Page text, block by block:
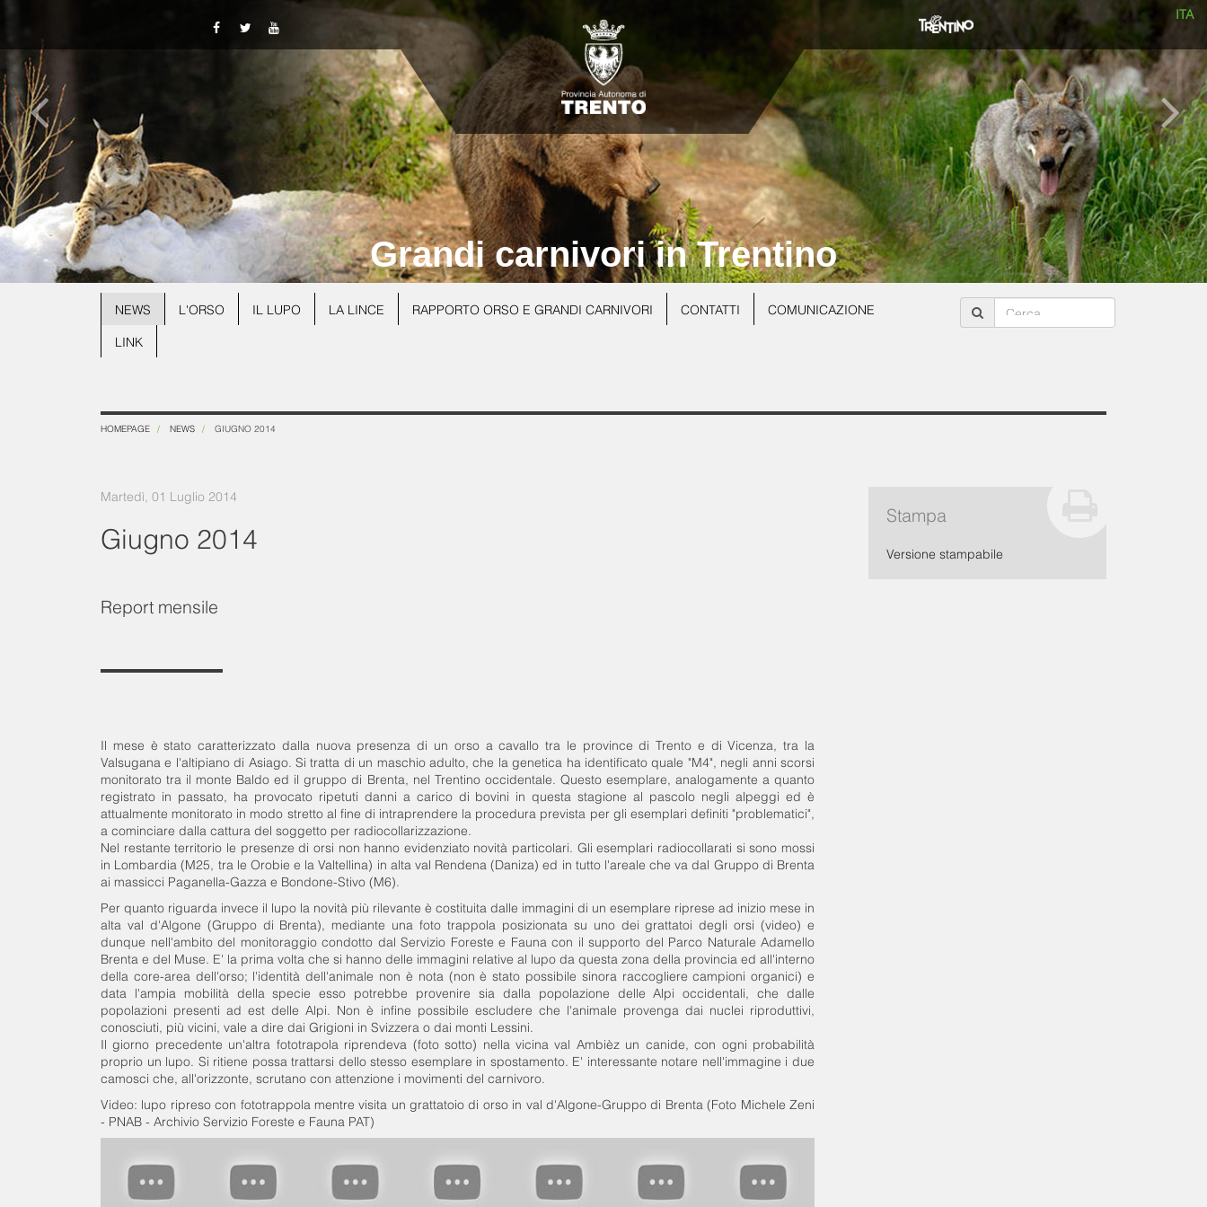
ITA
Grandi carnivori in Trentino
NEWS L'ORSO IL LUPO LA LINCE RAPPORTO ORSO E GRANDI CARNIVORI CONTATTI COMUNICAZIONE
LINK
HOMEPAGE NEWS GIUGNO 2014
Martedì, 01 Luglio 2014
Giugno 2014
Report mensile
Il mese è stato caratterizzato dalla nuova presenza di un orso a cavallo tra le province di Trento e di Vicenza, tra la
Valsugana e l'altipiano di Asiago. Si tratta di un maschio adulto, che la genetica ha identificato quale "M4", negli anni scorsi
monitorato tra il monte Baldo ed il gruppo di Brenta, nel Trentino occidentale. Questo esemplare, analogamente a quanto
registrato in passato, ha provocato ripetuti danni a carico di bovini in questa stagione al pascolo negli alpeggi ed è
attualmente monitorato in modo stretto al fine di intraprendere la procedura prevista per gli esemplari definiti "problematici",
a cominciare dalla cattura del soggetto per radiocollarizzazione.
Nel restante territorio le presenze di orsi non hanno evidenziato novità particolari. Gli esemplari radiocollarati si sono mossi
in Lombardia (M25, tra le Orobie e la Valtellina) in alta val Rendena (Daniza) ed in tutto l'areale che va dal Gruppo di Brenta
ai massicci Paganella-Gazza e Bondone-Stivo (M6).
Per quanto riguarda invece il lupo la novità più rilevante è costituita dalle immagini di un esemplare riprese ad inizio mese in
alta val d'Algone (Gruppo di Brenta), mediante una foto trappola posizionata su uno dei grattatoi degli orsi (video) e
dunque nell'ambito del monitoraggio condotto dal Servizio Foreste e Fauna con il supporto del Parco Naturale Adamello
Brenta e del Muse. E' la prima volta che si hanno delle immagini relative al lupo da questa zona della provincia ed all'interno
della core-area dell'orso; l'identità dell'animale non è nota (non è stato possibile sinora raccogliere campioni organici) e
data l'ampia mobilità della specie esso potrebbe provenire sia dalla popolazione delle Alpi occidentali, che dalle
popolazioni presenti ad est delle Alpi. Non è infine possibile escludere che l'animale provenga dai nuclei riproduttivi,
conosciuti, più vicini, vale a dire dai Grigioni in Svizzera o dai monti Lessini.
Il giorno precedente un'altra fototrapola riprendeva (foto sotto) nella vicina val Ambièz un canide, con ogni probabilità
proprio un lupo. Si ritiene possa trattarsi dello stesso esemplare in spostamento. E' interessante notare nell'immagine i due
camosci che, all'orizzonte, scrutano con attenzione i movimenti del carnivoro.
Video: lupo ripreso con fototrappola mentre visita un grattatoio di orso in val d'Algone-Gruppo di Brenta (Foto Michele Zeni
- PNAB - Archivio Servizio Foreste e Fauna PAT)
Stampa
Versione stampabile